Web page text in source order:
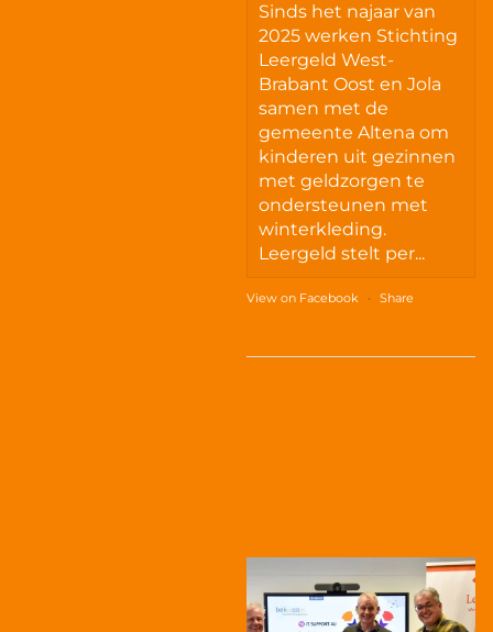
Sinds het najaar van
2025 werken Stichting
Leergeld West-
Brabant Oost en Jola
samen met de
gemeente Altena om
kinderen uit gezinnen
met geldzorgen te
ondersteunen met
winterkleding.
Leergeld stelt per...
View on Facebook · Share